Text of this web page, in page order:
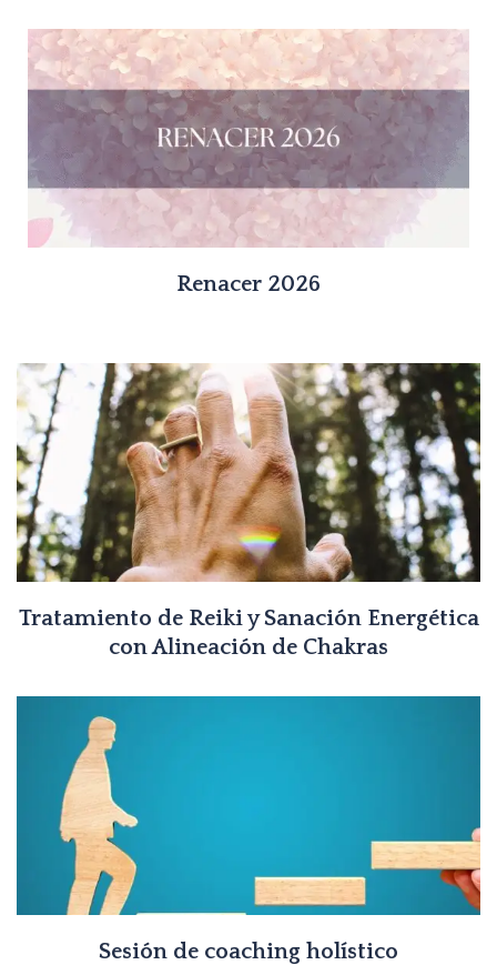
Renacer 2026
Tratamiento de Reiki y Sanación Energética
con Alineación de Chakras
Sesión de coaching holístico